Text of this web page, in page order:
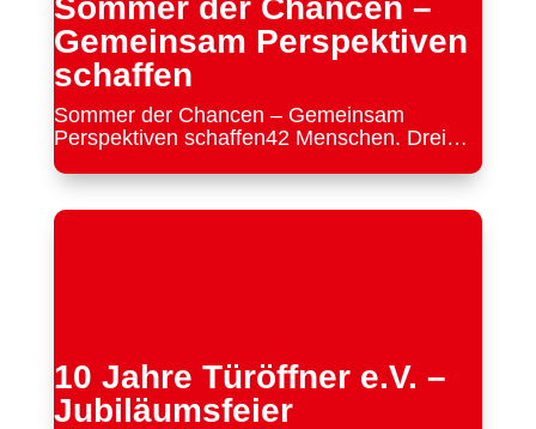
Sommer der Chancen –
Gemeinsam Perspektiven
schaffen
Sommer der Chancen – Gemeinsam
Perspektiven schaffen42 Menschen. Drei
Monate. Neue Chancen auf Arbeit. Mit
unserem Projekt „Sommer der Chancen“
begleiten wir in den Sommermonaten bis zu
10 Jahre Türöffner e.V. –
Jubiläumsfeier